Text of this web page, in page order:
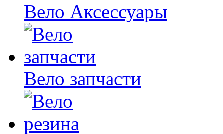
Вело Аксессуары
Вело запчасти